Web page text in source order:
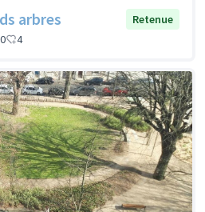
arbres
Retenue
0 4